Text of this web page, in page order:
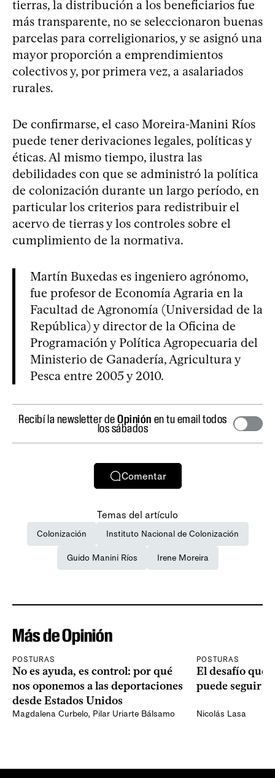
tierras, la distribución a los beneficiarios fue
más transparente, no se seleccionaron buenas
parcelas para correligionarios, y se asignó una
mayor proporción a emprendimientos
colectivos y, por primera vez, a asalariados
rurales.
De confirmarse, el caso Moreira-Manini Ríos
puede tener derivaciones legales, políticas y
éticas. Al mismo tiempo, ilustra las
debilidades con que se administró la política
de colonización durante un largo período, en
particular los criterios para redistribuir el
acervo de tierras y los controles sobre el
cumplimiento de la normativa.
Martín Buxedas es ingeniero agrónomo,
fue profesor de Economía Agraria en la
Facultad de Agronomía (Universidad de la
República) y director de la Oficina de
Programación y Política Agropecuaria del
Ministerio de Ganadería, Agricultura y
Pesca entre 2005 y 2010.
Recibí la newsletter deOpinión en tu email todos
los sábados
Comentar
Temas del artículo
Colonización Instituto Nacional de Colonización
Guido Manini Ríos Irene Moreira
Más de Opinión
POSTURAS
No es ayuda, es control: por qué
nos oponemos a las deportaciones
desde Estados Unidos
Magdalena Curbelo, Pilar Uriarte Bálsamo
POSTURAS
El desafío que
puede seguir
Nicolás Lasa